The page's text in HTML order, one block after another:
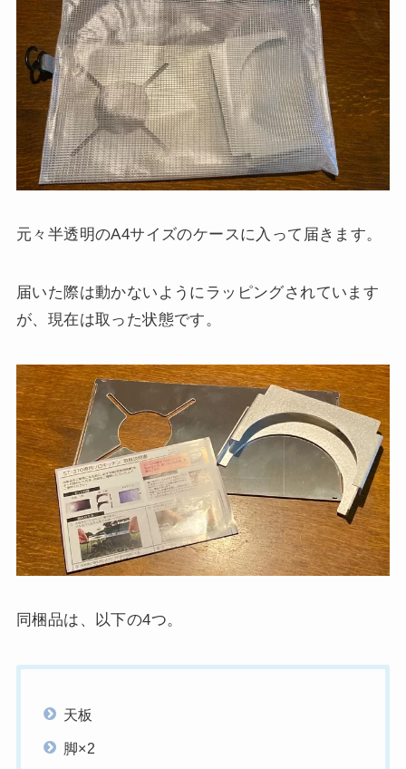
元々半透明のA4サイズのケースに入って届きます。
届いた際は動かないようにラッピングされています
が、現在は取った状態です。
同梱品は、以下の4つ。
天板
脚×2